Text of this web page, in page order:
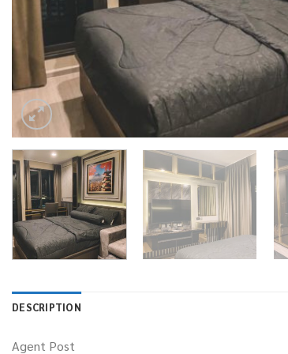
DESCRIPTION
Agent Post